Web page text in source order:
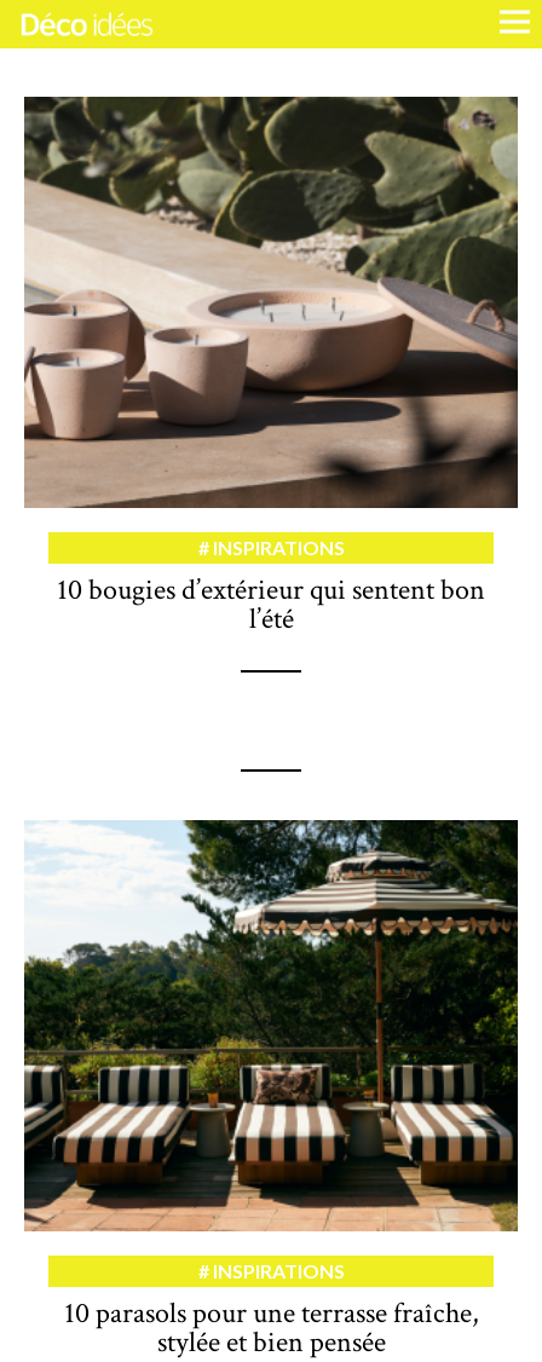
INSPIRATIONS
10 bougies d’extérieur qui sentent bon
l’été
INSPIRATIONS
10 parasols pour une terrasse fraîche,
stylée et bien pensée